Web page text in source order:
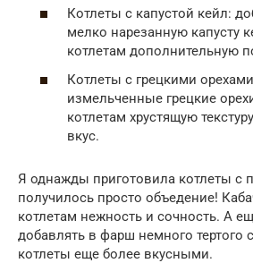
Котлеты с капустой кейл:
мелко нарезанную капусту
котлетам дополнительную
Котлеты с грецкими
измельченные грецкие
котлетам хрустящую
вкус.
Я однажды приготовила котлеты с
получилось просто объедение!
котлетам нежность и сочность. А
добавлять в фарш немного тертого
котлеты еще более вкусными.